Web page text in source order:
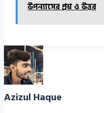
উপন্যাসের প্রশ্ন ও উত্তর
Azizul Haque